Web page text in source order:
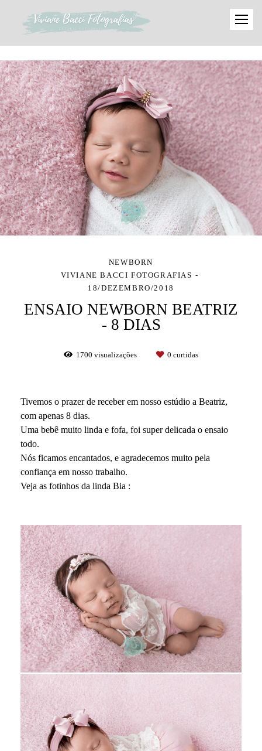
NEWBORN
VIVIANE BACCI FOTOGRAFIAS
18/DEZEMBRO/2018
ENSAIO NEWBORN BEATRIZ
- 8 DIAS
1700 visualizações 0 curtidas
Tivemos o prazer de receber em nosso estúdio a Beatriz,
com apenas 8 dias.
Uma bebê muito linda e fofa, foi super delicada o ensaio
todo.
Nós ficamos encantados, e agradecemos muito pela
confiança em nosso trabalho.
Veja as fotinhos da linda Bia :